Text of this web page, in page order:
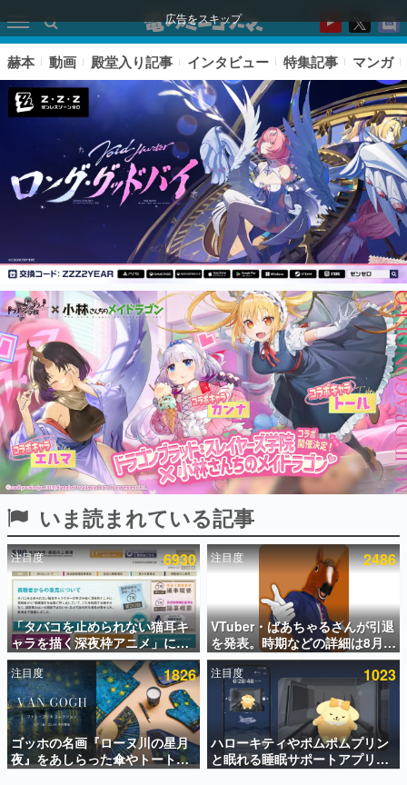
広告をスキップ
ピックアップ
電ファミのいま読まれている記事ランキング
アプリセール情報
インタビュー
連載・特集一覧
殿堂入り記事
SNS拡散数が数千以上！ ページビュー数万以上！ などな
ど。多くの人々に読まれた、電ファミ渾身の“殿堂入り”記
事をまとめました。
ゲームの企画書
名作ゲームクリエイターの方々に製作時のエピソードをお
聞きし、ヒットする企画（ゲーム）とは何か？を探ってい
きます。
赫本
この物語を解いてはいけない。『赫本』は、〈試験問題〉
の形をした短編ホラー小説集です。
新世代に訊く
これからのデジタルゲーム市場を担う若きクリエイター達
の姿を追い、彼らのルーツと情熱を探っていきます。
赫本 動画 殿堂入り記事 インタビュー 特集記事 マンガ
いま読まれている記事
注目度 6930
「タバコを止められない猫耳キ
ャラを描く深夜枠アニメ」に視
聴者の一部から批判意見。違法
薬物の使用と思しき描写も含め
て、BPOが議論を交わす
注目度 2486
VTuber・ばあちゃるさんが引退
を発表。時期などの詳細は8月9
日15時からの配信で説明
注目度 1826
ゴッホの名画『ローヌ川の星月
夜』をあしらった傘やトートバ
ッグなどが登場。8月7日21時よ
注目度 1023
ハローキティやポムポムプリン
と眠れる睡眠サポートアプリ
『ゆめたび』が配信中。キャラ